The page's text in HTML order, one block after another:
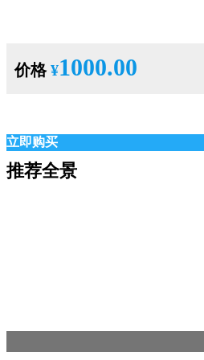
价格¥1000.00
立即购买
推荐全景